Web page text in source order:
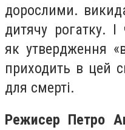
дорослими.
дитячу рогатку.
як утвердження
приходить в цей
для смерті.
Режисер Петро